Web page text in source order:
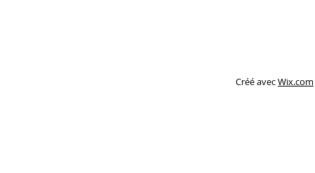
Créé avecWix.com